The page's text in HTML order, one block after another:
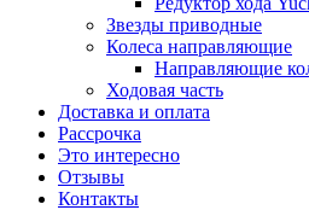
Звезды приводные
Колеса направляющие
Направляющие
Ходовая часть
Доставка и оплата
Рассрочка
Это интересно
Отзывы
Контакты